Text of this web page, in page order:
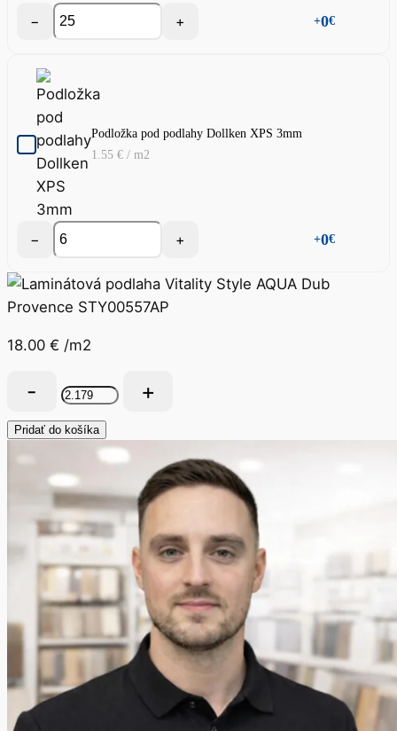
− + +0€
Podložka pod podlahy Dollken XPS 3mm
1.55 €/ m2
− + +0€
18.00 € /m2
množstvo
Laminátová
podlaha
Vitality
Style
AQUA
Dub
Provence
STY00557AP
Pridať do košíka